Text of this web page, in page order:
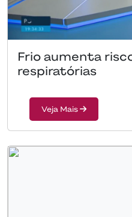
Frio aumenta
respiratórias
Veja Mais